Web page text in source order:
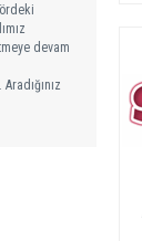
devam